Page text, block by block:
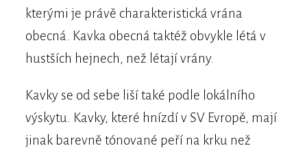
kterými je právě charakteristická vrána
obecná. Kavka obecná taktéž obvykle létá v
hustších hejnech, než létají vrány.
Kavky se od sebe liší také podle lokálního
výskytu. Kavky, které hnízdí v SV Evropě, mají
jinak barevně tónované peří na krku než